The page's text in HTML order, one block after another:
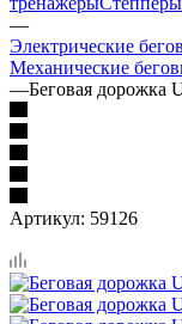
—
Электрические
Механические
—Беговая дорожка
Артикул: 59126